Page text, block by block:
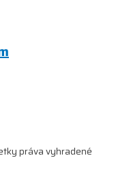
práva vyhradené